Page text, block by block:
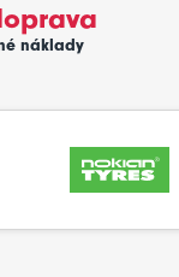
náklady